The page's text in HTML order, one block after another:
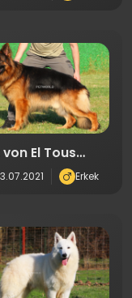
El Tous
3.07.2021 Erkek